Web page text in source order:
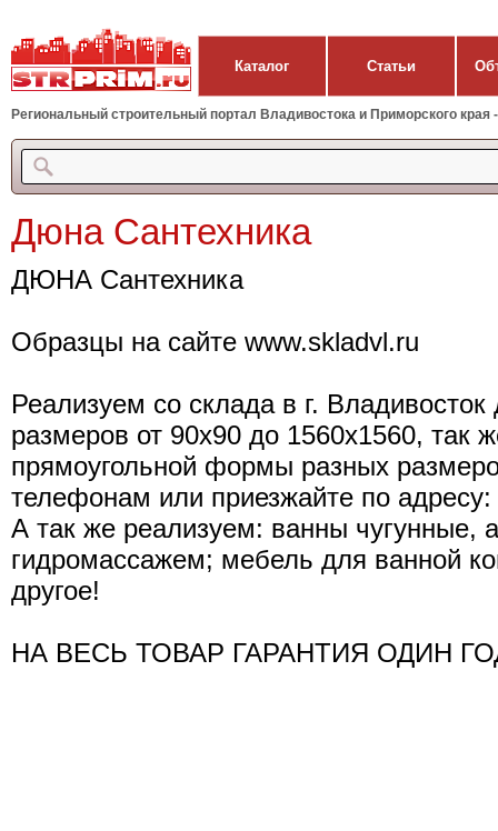
Каталог Статьи
Региональный строительный портал Владивостока и Приморского края
Дюна Сантехника
ДЮНА Сантехника
Образцы на сайте www.skladvl.ru
Реализуем со склада в г.
размеров от 90х90 до 1560х1560,
прямоугольной формы разных
телефонам или приезжайте по
А так же реализуем: ванны чугунные,
гидромассажем; мебель для ванной
другое!
НА ВЕСЬ ТОВАР ГАРАНТИЯ ОДИН